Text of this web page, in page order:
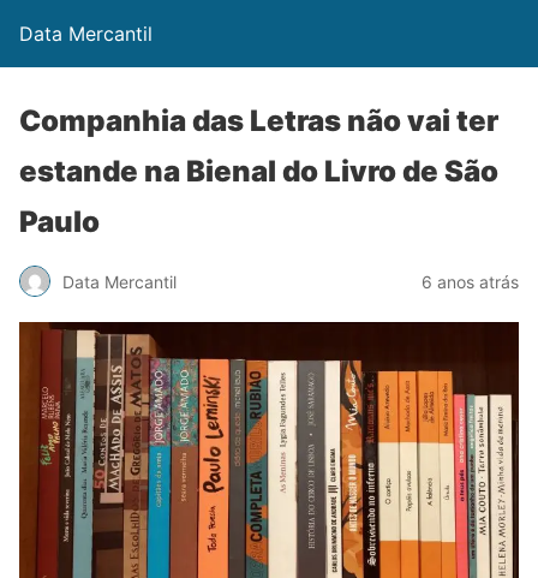
Data Mercantil
Companhia das Letras não vai ter
estande na Bienal do Livro de São
Paulo
Data Mercantil 6 anos atrás